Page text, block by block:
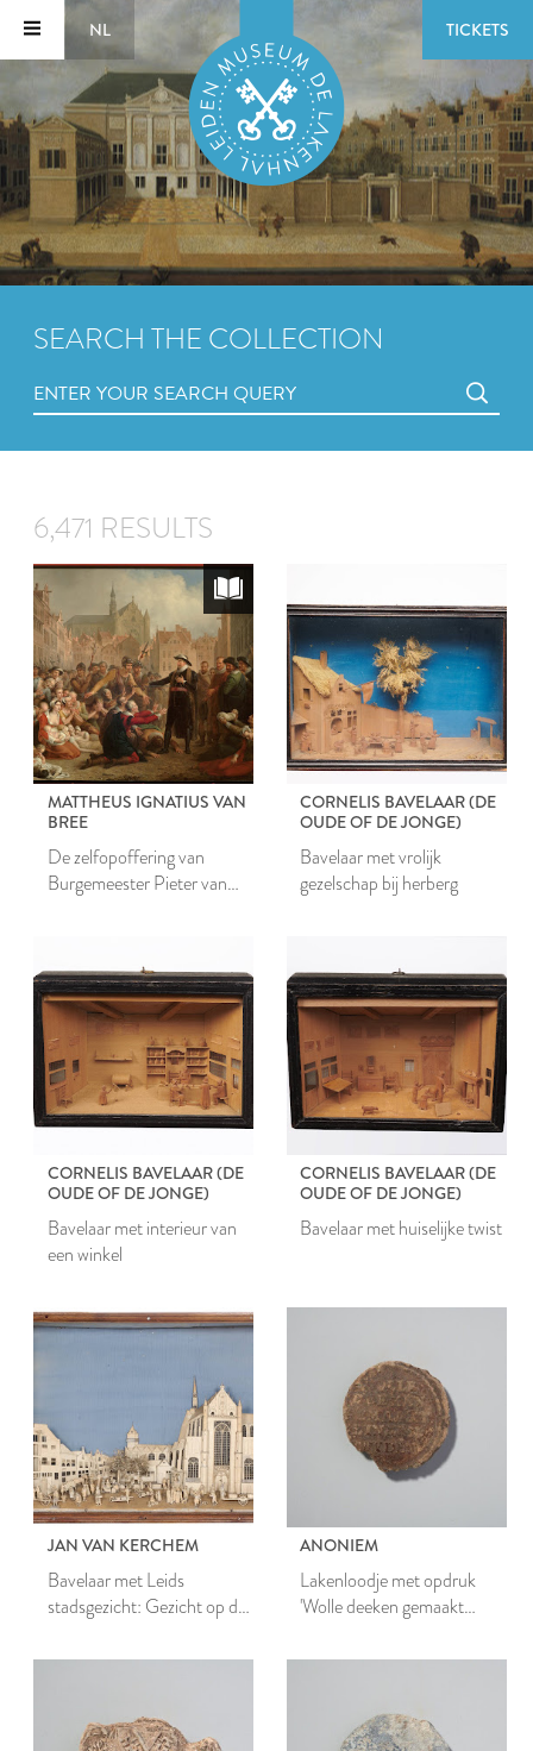
NL TICKETS
SEARCH THE COLLECTION
6,471 RESULTS
MATTHEUS IGNATIUS VAN
BREE
De zelfopoffering van
Burgemeester Pieter van
CORNELIS BAVELAAR (DE
OUDE OF DE JONGE)
Bavelaar met vrolijk
gezelschap bij herberg
CORNELIS BAVELAAR (DE
OUDE OF DE JONGE)
Bavelaar met interieur van
een winkel
CORNELIS BAVELAAR (DE
OUDE OF DE JONGE)
Bavelaar met huiselijke twist
JAN VAN KERCHEM
Bavelaar met Leids
stadsgezicht: Gezicht op de
ANONIEM
Lakenloodje met opdruk
'Wolle deeken gemaakt